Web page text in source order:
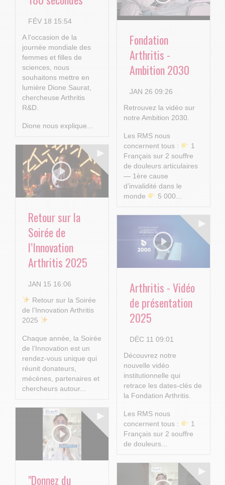
FÉV 18 15:54
A l'occasion de la
journée mondiale des
femmes et filles de
sciences, nous
souhaitons mettre en
lumière Dione Saurat,
chercheuse Arthritis
R&D.
Dione nous explique...
Fondation
Arthritis -
Ambition 2030
JAN 26 09:26
Retrouvez la vidéo sur
notre Ambition 2030.
Les RMS nous
concernent tous :
1
Français sur 2 souffre
de douleurs articulaires
— 1ère cause
d’invalidité dans le
monde
5 000...
Retour sur la
Soirée de
l’Innovation
Arthritis 2025
JAN 15 16:06
​ Retour sur la Soirée
de l’Innovation Arthritis
2025
Chaque année, la Soirée
de l’Innovation est un
rendez-vous unique qui
réunit donateurs,
mécènes, partenaires et
chercheurs autour...
Arthritis - Vidéo
de présentation
2025
DÉC 11 09:01
Découvrez notre
nouvelle vidéo
institutionnelle qui
retrace les dates-clés de
la Fondation Arthritis.
Les RMS nous
concernent tous :
1
Français sur 2 souffre
de douleurs...
"Donnez du